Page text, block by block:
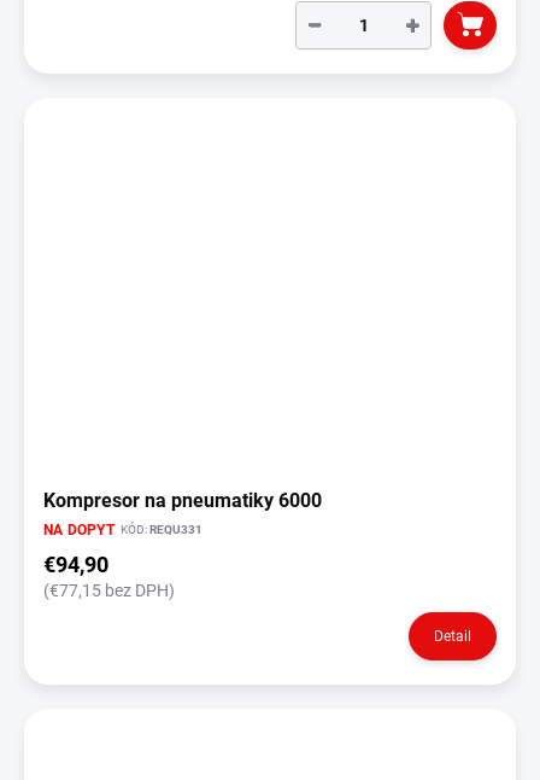
+
−
Kompresor na pneumatiky 6000
NA DOPYT KÓD:REQU331
€94,90
(€77,15 bez DPH)
Detail